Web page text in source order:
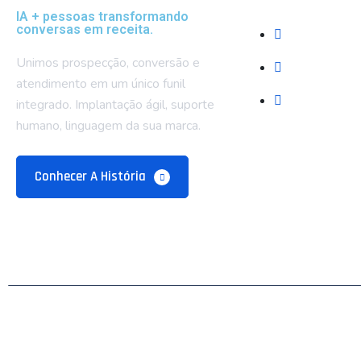
IA + pessoas transformando
conversas em receita.
Unimos prospecção, conversão e
atendimento em um único funil
integrado. Implantação ágil, suporte
humano, linguagem da sua marca.
Conhecer A História